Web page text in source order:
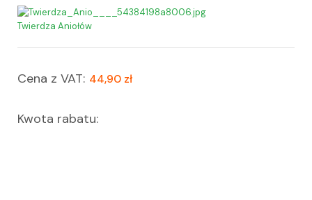
Twierdza Aniołów
Cena z VAT: 44,90 zł
Kwota rabatu: